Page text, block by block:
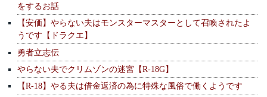
をするお話
【安価】やらない夫はモンスターマスターとして召喚されたよ
うです【ドラクエ】
勇者立志伝
やらない夫でクリムゾンの迷宮【R-18G】
【R-18】やる夫は借金返済の為に特殊な風俗で働くようです